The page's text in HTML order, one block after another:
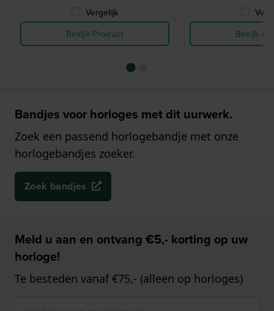
Vergelijk
Bekijk Product
Bekijk
Bandjes voor horloges met dit uurwerk.
Zoek een passend horlogebandje met onze
horlogebandjes zoeker.
Zoek bandjes
Meld u aan en ontvang €5,- korting op uw
horloge!
Te besteden vanaf €75,- (alleen op horloges)